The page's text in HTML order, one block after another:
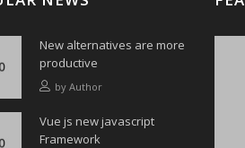
New alternatives are more
productive
by Author
Vue js new javascript
Framework